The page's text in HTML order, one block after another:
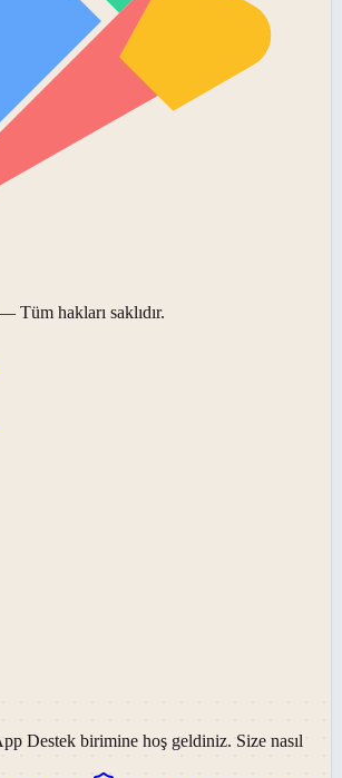
Tüm hakları saklıdır.
Destek birimine hoş geldiniz. Size nasıl